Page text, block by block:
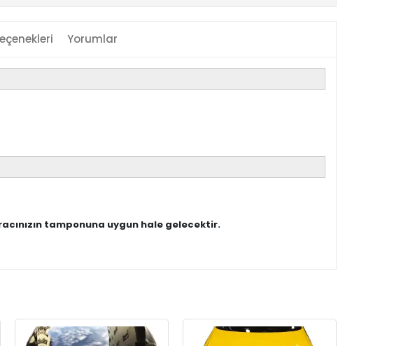
Yorumlar
tamponuna uygun hale gelecektir.